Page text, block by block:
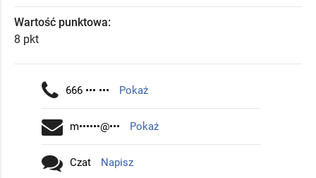
Wartość punktowa:
8 pkt
666 ••• ••• Pokaż
m••••••@••• Pokaż
Czat Napisz